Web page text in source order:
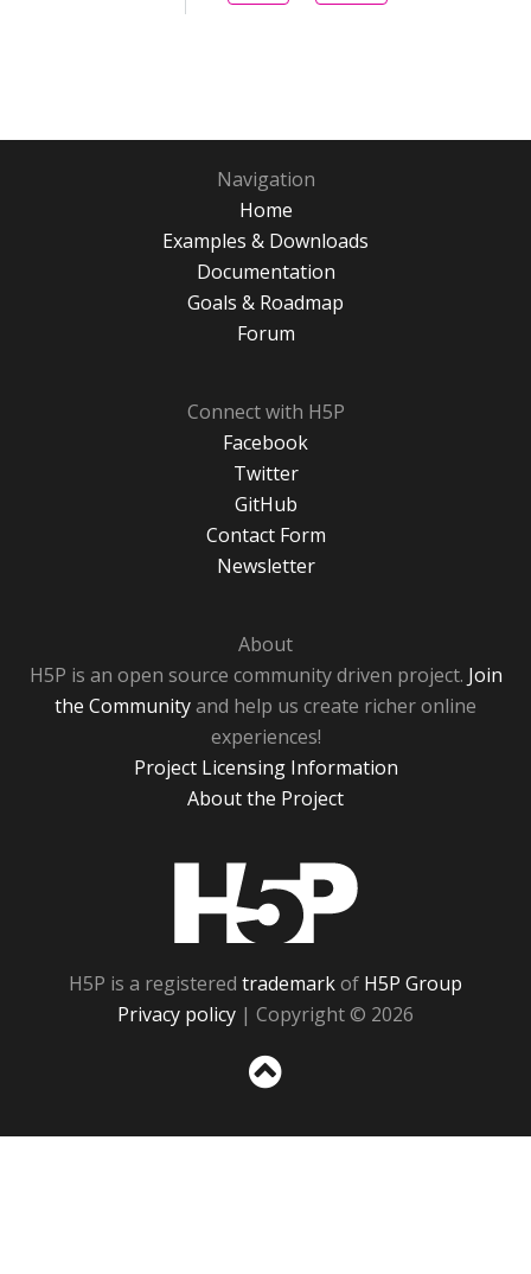
Navigation
Home
Examples & Downloads
Documentation
Goals & Roadmap
Forum
Connect with H5P
Facebook
Twitter
GitHub
Contact Form
Newsletter
About
H5P is an open source community driven project. Join
the Communityand help us create richer online
experiences!
Project Licensing Information
About the Project
H5P is a registered trademarkof H5P Group
Privacy policy | Copyright © 2026